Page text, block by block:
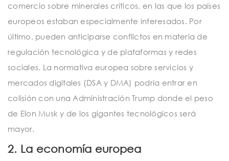
comercio sobre minerales críticos, en las que los países
europeos estaban especialmente interesados. Por
último, pueden anticiparse conflictos en materia de
regulación tecnológica y de plataformas y redes
sociales. La normativa europea sobre servicios y
mercados digitales (DSA y DMA) podría entrar en
colisión con una Administración Trump donde el peso
de Elon Musk y de los gigantes tecnológicos será
mayor.
2. La economía europea